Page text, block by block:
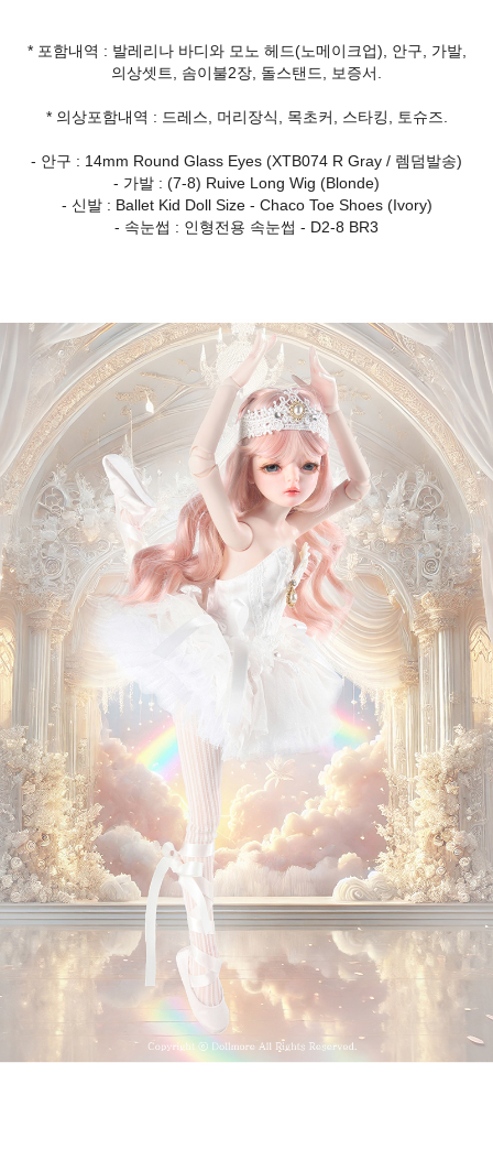
* 포함내역 : 발레리나 바디와 모노 헤드(노메이크업), 안구, 가발,
의상셋트, 솜이불2장, 돌스탠드, 보증서.
* 의상포함내역 : 드레스, 머리장식, 목초커, 스타킹, 토슈즈.
- 안구 : 14mm Round Glass Eyes (XTB074 R Gray / 렘덤발송)
- 가발 : (7-8) Ruive Long Wig (Blonde)
- 신발 : Ballet Kid Doll Size - Chaco Toe Shoes (Ivory)
- 속눈썹 : 인형전용 속눈썹 - D2-8 BR3